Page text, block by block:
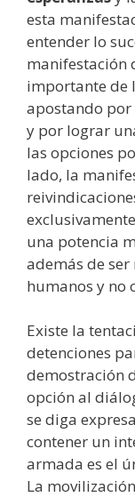
esta
entender lo
manifestación
importante de
apostando
y por lograr
las opciones
lado, la
una potencia
además de ser
humanos y no
Existe la
detenciones
demostración
opción al
se diga
contener un
armada es el
La